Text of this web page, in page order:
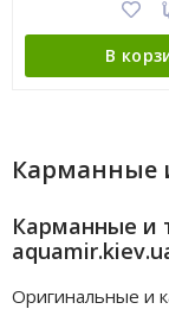
В
Карманные
Карманные и
Оригинальные и